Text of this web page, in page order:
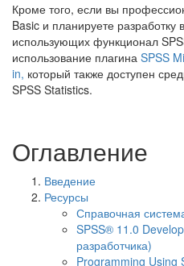
Кроме того, если вы
Basic и планируете
использующих функционал
использование плагина SPSS
in, который также доступен
SPSS Statistics.
Оглавление
Введение
Ресурсы
Справочная
SPSS® 11.0
разработчика)
Programming Using